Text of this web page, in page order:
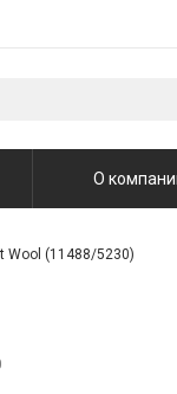
О
Wool (11488/5230)